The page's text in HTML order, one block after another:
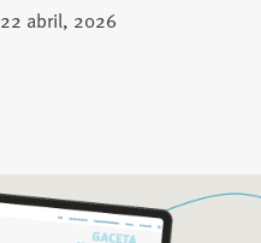
22 abril, 2026